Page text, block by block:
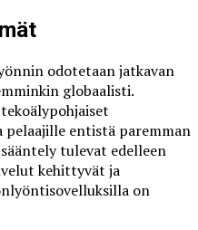
odotetaan jatkavan
globaalisti.
entistä paremman
tulevat edelleen
kehittyvät ja
on